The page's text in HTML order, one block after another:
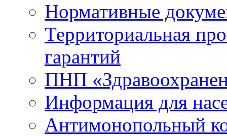
Нормативные
Территориальная
гарантий
ПНП
Информация для
Антимонопольный